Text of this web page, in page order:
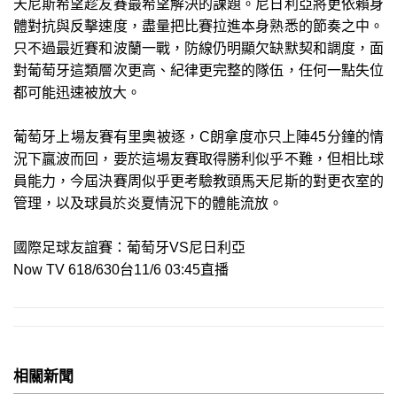
天尼斯希望趁友賽最希望解決的課題。尼日利亞將更依賴身
體對抗與反擊速度，盡量把比賽拉進本身熟悉的節奏之中。
只不過最近賽和波蘭一戰，防線仍明顯欠缺默契和調度，面
對葡萄牙這類層次更高、紀律更完整的隊伍，任何一點失位
都可能迅速被放大。
葡萄牙上場友賽有里奧被逐，C朗拿度亦只上陣45分鐘的情
況下贏波而回，要於這場友賽取得勝利似乎不難，但相比球
員能力，今屆決賽周似乎更考驗教頭馬天尼斯的對更衣室的
管理，以及球員於炎夏情況下的體能流放。
國際足球友誼賽：葡萄牙VS尼日利亞
Now TV 618/630台11/6 03:45直播
相關新聞